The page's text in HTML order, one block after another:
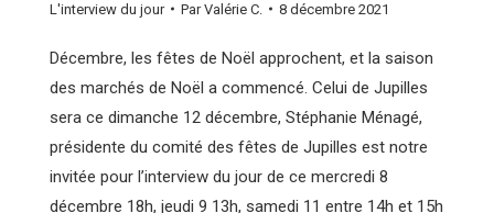
L'interview du jour ParValérie C. 8 décembre 2021
Décembre, les fêtes de Noël approchent, et la saison
des marchés de Noël a commencé. Celui de Jupilles
sera ce dimanche 12 décembre, Stéphanie Ménagé,
présidente du comité des fêtes de Jupilles est notre
invitée pour l’interview du jour de ce mercredi 8
décembre 18h, jeudi 9 13h, samedi 11 entre 14h et 15h